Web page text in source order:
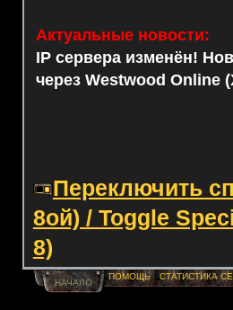
Актуальные новости:
IP сервера изменён!
через Westwood Online
Переключить
8ой) / Toggle
8)
НАЧАЛО
ПОМОЩЬ СТАТИСТИКА